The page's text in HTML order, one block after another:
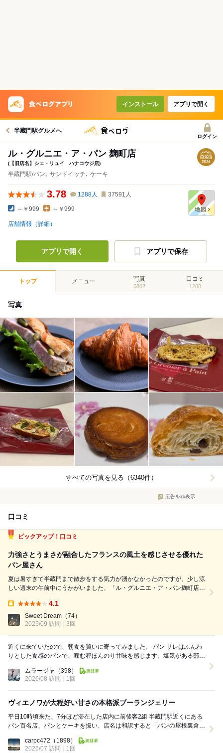
インストール アプリで開く
半蔵門駅グルメへ
ログイン
ル・グルニエ・ア・パン 麹町店
(【旧店名】シェ・リュイ ハナコウジ店)
半蔵門駅/パン､ サンドイッチ､ ケーキ
3.78 1288人 37591 人
～￥999 ～￥999
店舗情報（詳細）
アプリで開く アプリで保存
トップ メニュー 写真
5802
口コミ
1288
写真
すべての写真を見る（6340件）
広告を非表示
口コミ
ピックアップ！口コミ
力強さとうまさが融合したフランスの風土を感じさせる優れた
パン屋さん
夏は暑すぎて半蔵門まで散歩をする気力が湧かなかったのですが、少し涼
しい週末の午前中にうかがいました、「ル・グルニエ・ア・パン麹町店」
す。この日に買ったのは、クロワッサンのサンドイッチ、ガーリックバゲ
ット、クロワッサンダマンド、クリーム入...
4.1
Sweet Dream （74）
2025/09 訪問
3回
近くに来ていたので、朝食を買いに寄ってみました。 パン サレはふんわ
りとした食感のパンで、噛む程ほんのり甘味を感じます。塩気がある部分
ムラージャ
（398）
2026/08 訪問
1回
ヴィエノワが大程好い甘さの本格派ブーランジェリー
平日10時頃来た、7分ほど滞在した店内に前後客2組 半蔵門駅近くにある
パン百名店、パンとケーキを扱い、店名は和訳すると「パンの屋根裏倉
carpc472 （1898）
2026/07 訪問
1回